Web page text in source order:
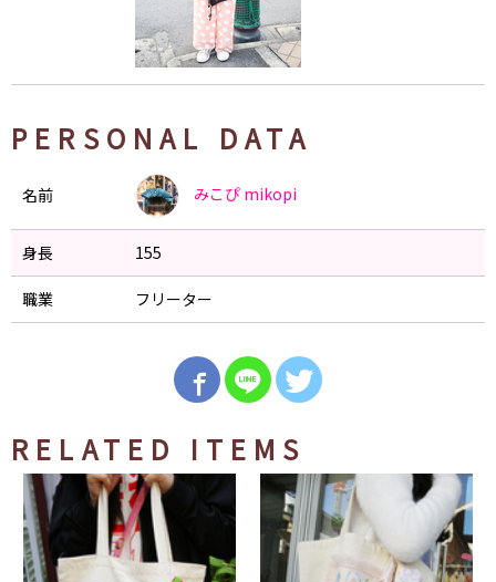
PERSONAL DATA
名前 みこぴ mikopi
身長 155
職業 フリーター
RELATED ITEMS